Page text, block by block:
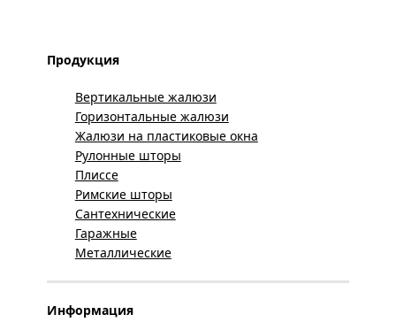
Продукция
Вертикальные жалюзи
Горизонтальные жалюзи
Жалюзи на пластиковые окна
Рулонные шторы
Плиссе
Римские шторы
Сантехнические
Гаражные
Металлические
Информация